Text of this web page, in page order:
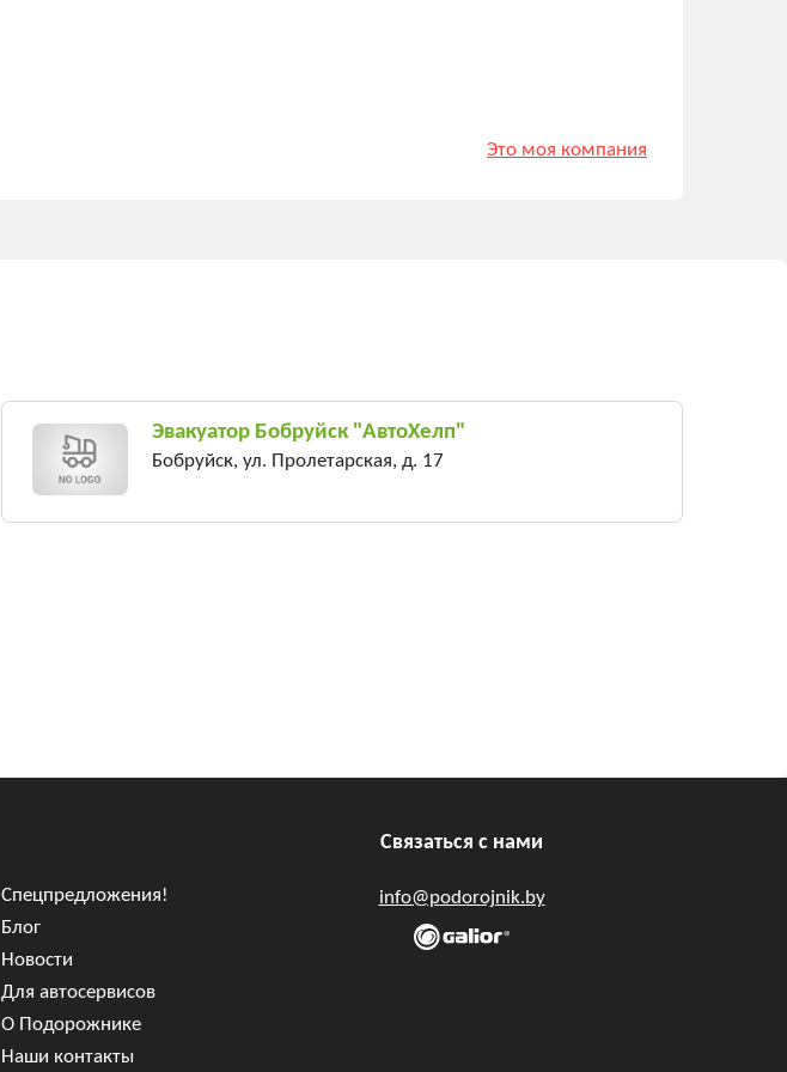
Это моя компания
Эвакуатор Бобруйск "АвтоХелп"
Бобруйск, ул. Пролетарская, д. 17
Спецпредложения!
Блог
Новости
Для автосервисов
О Подорожнике
Наши контакты
Связаться с нами
info@podorojnik.by